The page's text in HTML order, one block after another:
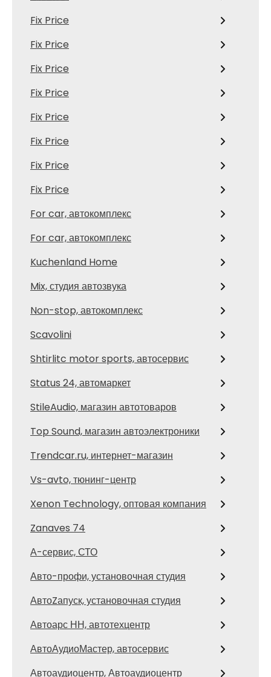
Fix Price
Fix Price
Fix Price
Fix Price
Fix Price
Fix Price
Fix Price
Fix Price
For car, автокомплекс
For car, автокомплекс
Kuchenland Home
Mix, студия автозвука
Non-stop, автокомплекс
Scavolini
Shtirlitc motor sports, автосервис
Status 24, автомаркет
StileAudio, магазин автотоваров
Top Sound, магазин автоэлектроники
Trendcar.ru, интернет-магазин
Vs-avto, тюнинг-центр
Xenon Technology, оптовая компания
Zanaves 74
А-сервис, СТО
Авто-профи, установочная студия
АвтоZапуск, установочная студия
Автоарс НН, автотехцентр
АвтоАудиоМастер, автосервис
Автоаудиоцентр, Автоаудиоцентр